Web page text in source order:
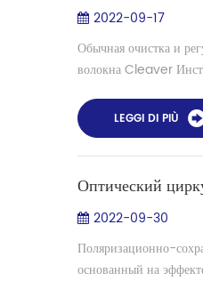
2022-09-17
Обычная очистка и
волокна Cleaver
LEGGI DI PIÙ
Оптический
2022-09-30
Поляризационно-
основанный на